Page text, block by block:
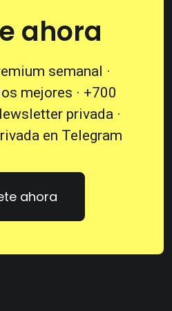
ahora
semanal ·
mejores · +700
privada ·
en Telegram
ahora